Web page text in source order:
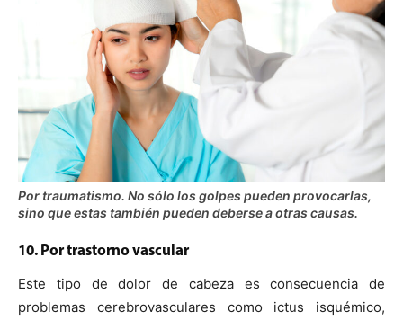
Por traumatismo. No sólo los golpes pueden provocarlas,
sino que estas también pueden deberse a otras causas.
10. Por trastorno vascular
Este tipo de dolor de cabeza es consecuencia de
problemas cerebrovasculares como ictus isquémico,